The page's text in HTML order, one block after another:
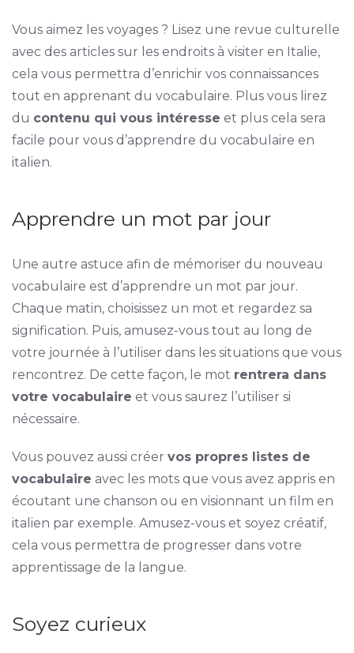
Vous aimez les voyages ? Lisez une revue culturelle
avec des articles sur les endroits à visiter en Italie,
cela vous permettra d’enrichir vos connaissances
tout en apprenant du vocabulaire. Plus vous lirez
du contenu qui vous intéresse et plus cela sera
facile pour vous d’apprendre du vocabulaire en
italien.
Apprendre un mot par jour
Une autre astuce afin de mémoriser du nouveau
vocabulaire est d’apprendre un mot par jour.
Chaque matin, choisissez un mot et regardez sa
signification. Puis, amusez-vous tout au long de
votre journée à l’utiliser dans les situations que vous
rencontrez. De cette façon, le mot rentrera dans
votre vocabulaire et vous saurez l’utiliser si
nécessaire.
Vous pouvez aussi créer vos propres listes de
vocabulaire avec les mots que vous avez appris en
écoutant une chanson ou en visionnant un film en
italien par exemple. Amusez-vous et soyez créatif,
cela vous permettra de progresser dans votre
apprentissage de la langue.
Soyez curieux